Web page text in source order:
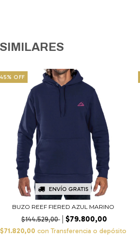
45% OFF
ENVÍO GRATIS
BUZO REEF FIERED AZUL MARINO
$144.529,00 $79.800,00
$71.820,00 con Transferencia o depósito